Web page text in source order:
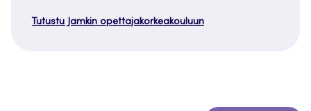
Tutustu Jamkin opettajakorkeakouluun